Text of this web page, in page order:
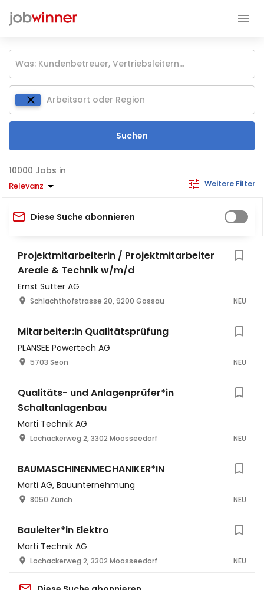
Suchen
Jobs in
Relevanz Weitere Filter
Diese Suche abonnieren
Projektmitarbeiterin / Projektmitarbeiter
Areale & Technik w/m/d
Ernst Sutter AG
Schlachthofstrasse 20, 9200 Gossau NEU
Mitarbeiter:in Qualitätsprüfung
PLANSEE Powertech AG
5703 Seon NEU
Qualitäts- und Anlagenprüfer*in
Schaltanlagenbau
Marti Technik AG
Lochackerweg 2, 3302 Moosseedorf NEU
BAUMASCHINENMECHANIKER*IN
Marti AG, Bauunternehmung
8050 Zürich NEU
Bauleiter*in Elektro
Marti Technik AG
Lochackerweg 2, 3302 Moosseedorf NEU